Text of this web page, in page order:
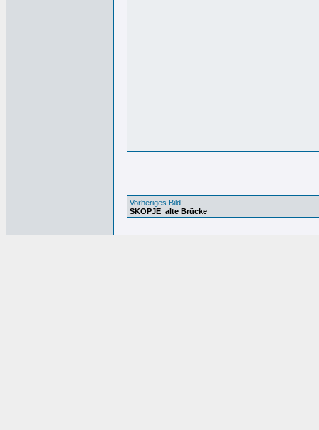
Vorheriges Bild:
SKOPJE_alte Brücke